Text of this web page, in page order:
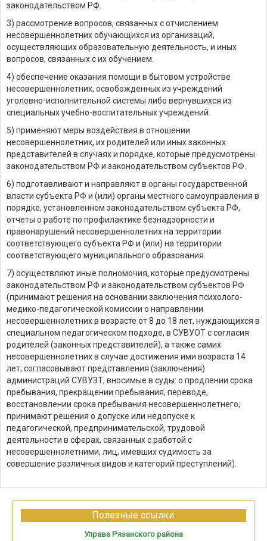
законодательством РФ.
3) рассмотрение вопросов, связанных с отчислением
несовершеннолетних обучающихся из организаций,
осуществляющих образовательную деятельность, и иных
вопросов, связанных с их обучением.
4) обеспечение оказания помощи в бытовом устройстве
несовершеннолетних, освобожденных из учреждений
уголовно-исполнительной системы либо вернувшихся из
специальных учебно-воспитательных учреждений.
5) применяют меры воздействия в отношении
несовершеннолетних, их родителей или иных законных
представителей в случаях и порядке, которые предусмотрены
законодательством РФ и законодательством субъектов РФ.
6) подготавливают и направляют в органы государственной
власти субъекта РФ и (или) органы местного самоуправления в
порядке, установленном законодательством субъекта РФ,
отчеты о работе по профилактике безнадзорности и
правонарушений несовершеннолетних на территории
соответствующего субъекта РФ и (или) на территории
соответствующего муниципального образования.
7) осуществляют иные полномочия, которые предусмотрены
законодательством РФ и законодательством субъектов РФ
(принимают решения на основании заключения психолого-
медико-педагогической комиссии о направлении
несовершеннолетних в возрасте от 8 до 18 лет, нуждающихся в
специальном педагогическом подходе, в СУВУОТ с согласия
родителей (законных представителей), а также самих
несовершеннолетних в случае достижения ими возраста 14
лет; согласовывают представления (заключения)
администраций СУВУЗТ, вносимые в суды: о продлении срока
пребывания, прекращении пребывания, переводе,
восстановлении срока пребывания несовершеннолетнего;
принимают решения о допуске или недопуске к
педагогической, предпринимательской, трудовой
деятельности в сферах, связанных с работой с
несовершеннолетними, лиц, имевших судимость за
совершение различных видов и категорий преступлений).
Полезные ссылки:
Управа Рязанского района